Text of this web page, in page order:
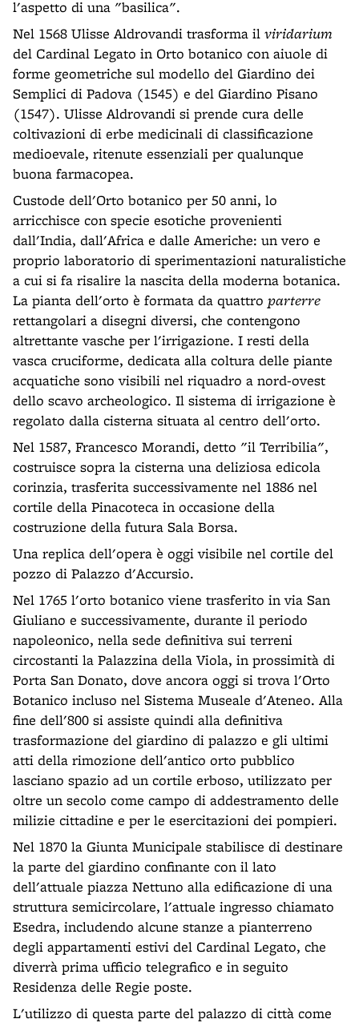
l'aspetto di una "basilica".
Nel 1568 Ulisse Aldrovandi trasforma il viridarium
del Cardinal Legato in Orto botanico con aiuole di
forme geometriche sul modello del Giardino dei
Semplici di Padova (1545) e del Giardino Pisano
(1547). Ulisse Aldrovandi si prende cura delle
coltivazioni di erbe medicinali di classificazione
medioevale, ritenute essenziali per qualunque
buona farmacopea.
Custode dell'Orto botanico per 50 anni, lo
arricchisce con specie esotiche provenienti
dall'India, dall'Africa e dalle Americhe: un vero e
proprio laboratorio di sperimentazioni naturalistiche
a cui si fa risalire la nascita della moderna botanica.
La pianta dell'orto è formata da quattro parterre
rettangolari a disegni diversi, che contengono
altrettante vasche per l'irrigazione. I resti della
vasca cruciforme, dedicata alla coltura delle piante
acquatiche sono visibili nel riquadro a nord-ovest
dello scavo archeologico. Il sistema di irrigazione è
regolato dalla cisterna situata al centro dell'orto.
Nel 1587, Francesco Morandi, detto "il Terribilia",
costruisce sopra la cisterna una deliziosa edicola
corinzia, trasferita successivamente nel 1886 nel
cortile della Pinacoteca in occasione della
costruzione della futura Sala Borsa.
Una replica dell'opera è oggi visibile nel cortile del
pozzo di Palazzo d'Accursio.
Nel 1765 l'orto botanico viene trasferito in via San
Giuliano e successivamente, durante il periodo
napoleonico, nella sede definitiva sui terreni
circostanti la Palazzina della Viola, in prossimità di
Porta San Donato, dove ancora oggi si trova l'Orto
Botanico incluso nel Sistema Museale d'Ateneo. Alla
fine dell'800 si assiste quindi alla definitiva
trasformazione del giardino di palazzo e gli ultimi
atti della rimozione dell'antico orto pubblico
lasciano spazio ad un cortile erboso, utilizzato per
oltre un secolo come campo di addestramento delle
milizie cittadine e per le esercitazioni dei pompieri.
Nel 1870 la Giunta Municipale stabilisce di destinare
la parte del giardino confinante con il lato
dell'attuale piazza Nettuno alla edificazione di una
struttura semicircolare, l'attuale ingresso chiamato
Esedra, includendo alcune stanze a pianterreno
degli appartamenti estivi del Cardinal Legato, che
diverrà prima ufficio telegrafico e in seguito
Residenza delle Regie poste.
L'utilizzo di questa parte del palazzo di città come